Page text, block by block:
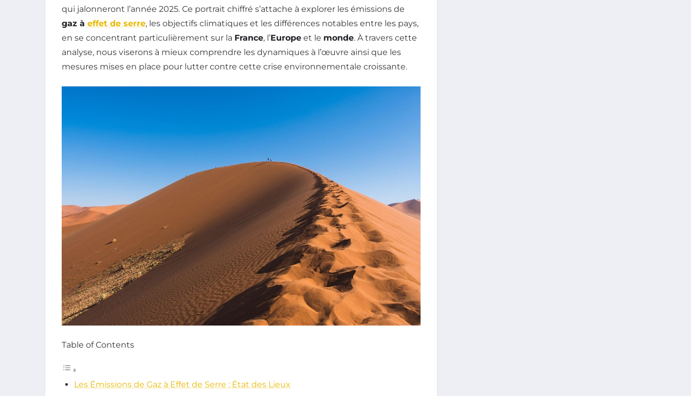
qui jalonneront l’année 2025. Ce portrait chiffré s’attache à explorer les émissions de
gaz à effet de serre, les objectifs climatiques et les différences notables entre les pays,
en se concentrant particulièrement sur la France, l’Europe et le monde. À travers cette
analyse, nous viserons à mieux comprendre les dynamiques à l’œuvre ainsi que les
mesures mises en place pour lutter contre cette crise environnementale croissante.
Table of Contents
Les Émissions de Gaz à Effet de Serre : État des Lieux